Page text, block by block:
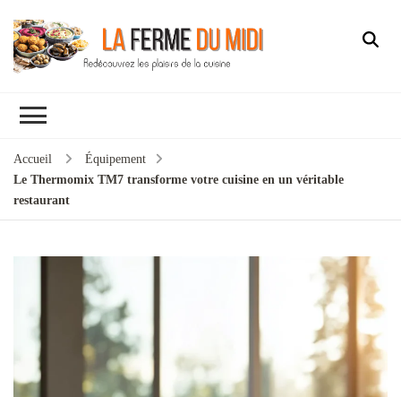
Accueil
Équipement
Le Thermomix TM7 transforme votre cuisine en un véritable
restaurant